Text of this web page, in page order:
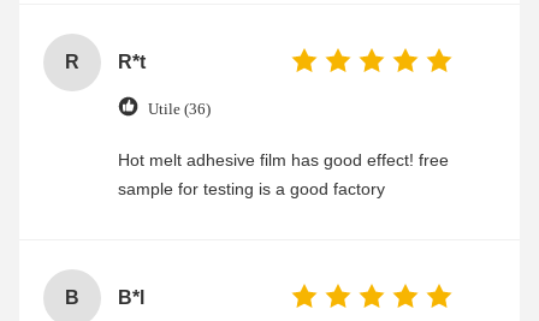
R R*t
Utile (36)
Hot melt adhesive film has good effect! free
sample for testing is a good factory
B B*l